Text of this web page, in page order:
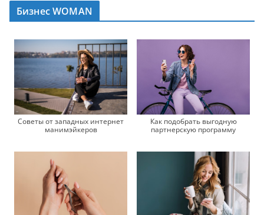
Бизнес WOMAN
Советы от западных интернет
манимэйкеров
Как подобрать выгодную
партнерскую программу